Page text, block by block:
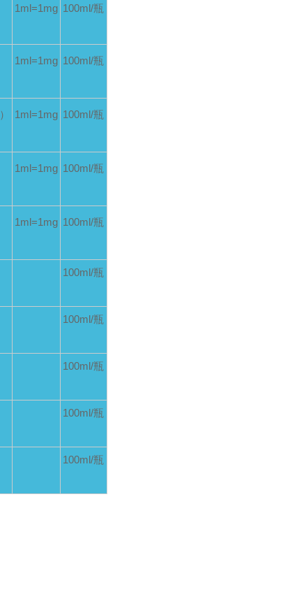
1ml=1mg 100ml/瓶
1ml=1mg 100ml/瓶
） 1ml=1mg 100ml/瓶
1ml=1mg 100ml/瓶
1ml=1mg 100ml/瓶
100ml/瓶
100ml/瓶
100ml/瓶
100ml/瓶
100ml/瓶